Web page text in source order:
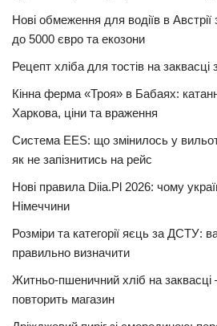
Нові обмеження для водіїв в
до 5000 євро та екозони
Рецепт хліба для тостів на
Кінна ферма «Троя» в Бабаях:
Харкова, ціни та враження
Система EES: що змінилось у
як не запізнитись на рейс
Нові правила Diia.Pl 2026: чому
Німеччини
Розміри та категорії яєць за ДСТУ:
правильно визначити
Житньо-пшеничний хліб на
повторить магазин